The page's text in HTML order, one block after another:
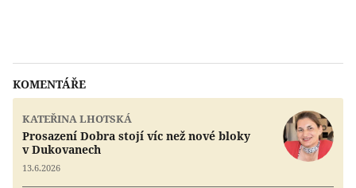
KOMENTÁŘE
KATEŘINA LHOTSKÁ
Prosazení Dobra stojí víc než nové bloky
v Dukovanech
13.6.2026